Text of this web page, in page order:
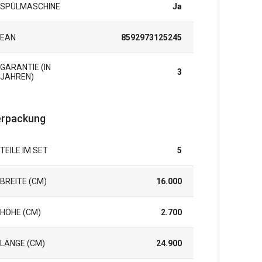
SPÜLMASCHINE Ja
EAN 8592973125245
GARANTIE (IN
JAHREN)
3
TEILE IM SET 5
BREITE (CM) 16.000
HÖHE (CM) 2.700
LÄNGE (CM) 24.900